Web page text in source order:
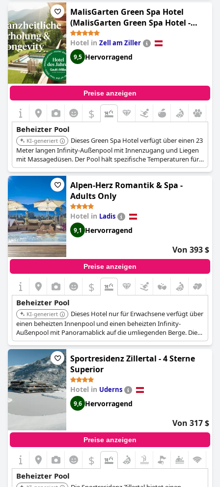
MalisGarten Green Spa Hotel
(MalisGarten Green Spa Hotel -
Adults Only)
Hotel in Zell am Ziller
9,5 Hervorragend
Preise anzeigen
$
Beheizter Pool
KI-generiert
Dieses Green Spa Hotel verfügt über einen 23
Meter langen Infinity-Außenpool mit Innenzugang und Liegen
mit Massagedüsen. Der Pool hält spezifische Temperaturen für
Sommer und Winter und bietet malerische Ausblicke.
Alpen-Herz Romantik & Spa -
Adults Only
Hotel in Ladis
9,1 Hervorragend
Von 393 $
Preise anzeigen
$
Beheizter Pool
KI-generiert
Dieses Hotel nur für Erwachsene verfügt über
einen beheizten Innenpool und einen beheizten Infinity-
Außenpool mit Panoramablick auf die umliegenden Berge. Die
Wassereinrichtungen sind für romantische Entspannung und
Ruhe konzipiert.
Sportresidenz Zillertal - 4 Sterne
Superior
Hotel in Uderns
9,6 Hervorragend
Von 317 $
Preise anzeigen
$
Beheizter Pool